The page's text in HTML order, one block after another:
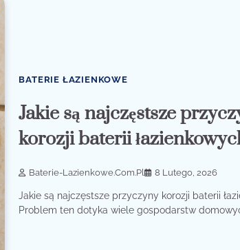
BATERIE ŁAZIENKOWE
Jakie są najczęstsze
korozji baterii
Baterie-Lazienkowe.com.pl 8 Lutego, 2026
Jakie są najczęstsze przyczyny korozji baterii
Problem ten dotyka wiele gospodarstw